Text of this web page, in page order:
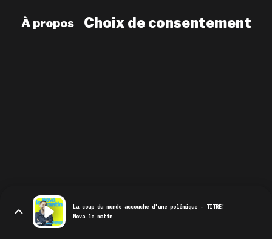
À propos Choix de consentement
La coup du monde accouche d'une polémique - TITRE!
Nova le matin